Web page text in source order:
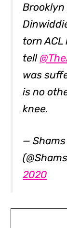
torn
tell
was
is no
knee.
—
2020